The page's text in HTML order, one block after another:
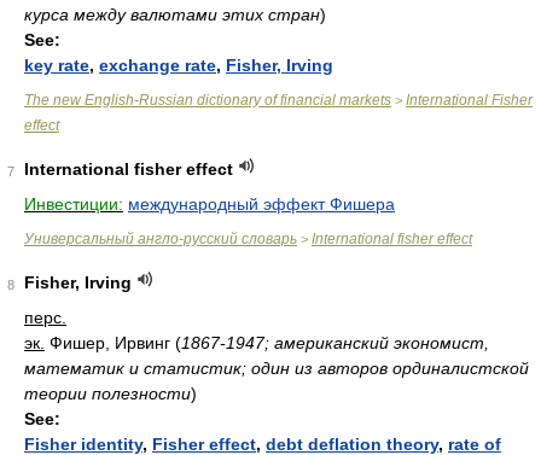
курса между валютами этих стран)
See:
key rate, exchange rate, Fisher, Irving
The new English-Russian dictionary of financial markets > International Fisher
effect
7
International fisher effect
Инвестиции: международный эффект Фишера
Универсальный англо-русский словарь > International fisher effect
8
Fisher, Irving
перс.
эк. Фишер, Ирвинг (1867-1947; американский экономист,
математик и статистик; один из авторов ординалистской
теории полезности)
See:
Fisher identity, Fisher effect, debt deflation theory, rate of